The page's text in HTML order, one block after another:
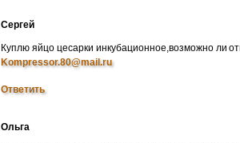
Сергей
Куплю яйцо цесарки инкубационное,возможно ли
Kompressor.80@mail.ru
Ответить
Ольга